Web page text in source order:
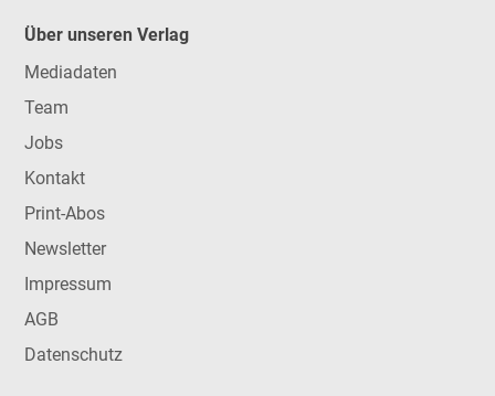
Über unseren Verlag
Mediadaten
Team
Jobs
Kontakt
Print-Abos
Newsletter
Impressum
AGB
Datenschutz